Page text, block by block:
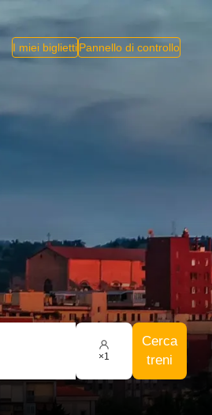
I miei bigliettiPannello di controllo
×1
Cerca
treni